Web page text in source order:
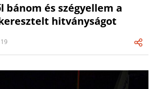
bánom és szégyellem a
hitványságot